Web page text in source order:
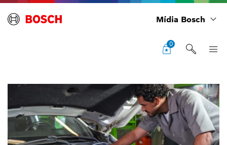
Mídia Bosch
0